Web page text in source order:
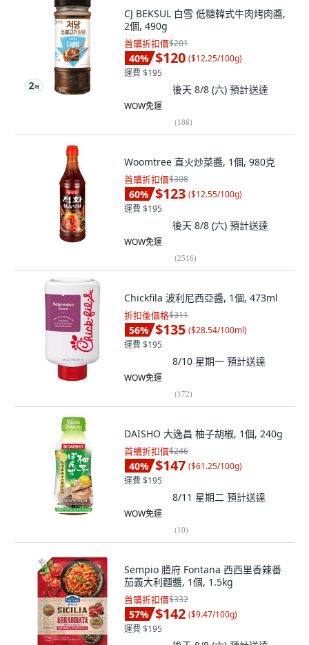
CJ BEKSUL 白雪 低糖韓式牛肉烤肉醬,
2個, 490g
首購折扣價$201
40% $120 ($12.25/100g)
運費 $195
後天 8/8 (六) 預計送達
WOW免運
(186)
Woomtree 直火炒菜醬, 1個, 980克
首購折扣價$308
60% $123 ($12.55/100g)
運費 $195
後天 8/8 (六) 預計送達
WOW免運
(2516)
Chickfila 波利尼西亞醬, 1個, 473ml
折扣後價格$311
56% $135 ($28.54/100ml)
運費 $195
8/10 星期一 預計送達
WOW免運
(172)
DAISHO 大逸昌 柚子胡椒, 1個, 240g
首購折扣價$246
40% $147 ($61.25/100g)
運費 $195
8/11 星期二 預計送達
WOW免運
(10)
Sempio 膳府 Fontana 西西里香辣番
茄義大利麵醬, 1個, 1.5kg
首購折扣價$332
57% $142 ($9.47/100g)
運費 $195